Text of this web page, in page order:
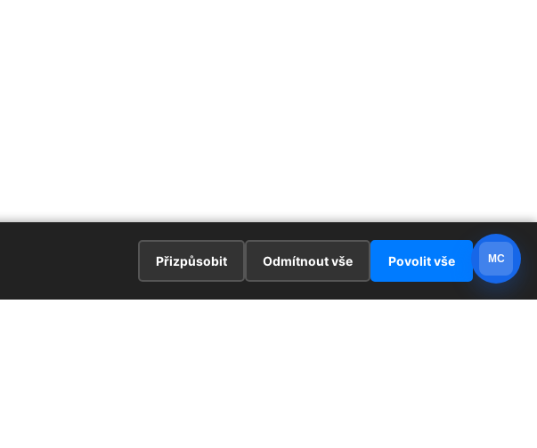
Přizpůsobit Odmítnout vše Povolit vše MC